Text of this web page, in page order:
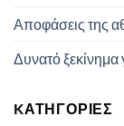
Αποφάσεις της
Δυνατό
KΑΤΗΓΟΡΊΕΣ